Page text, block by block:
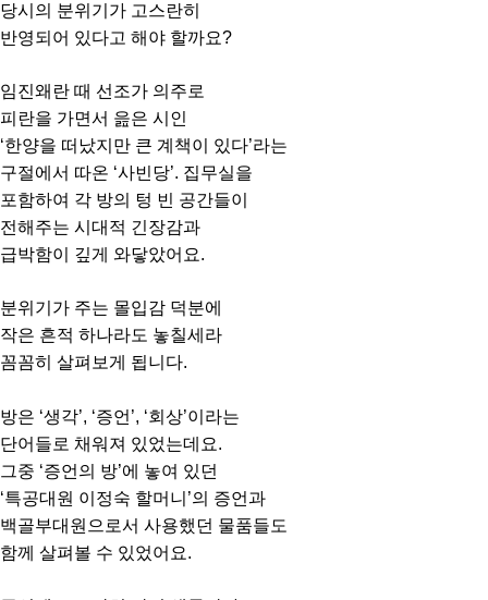
당시의 분위기가 고스란히
반영되어 있다고 해야 할까요?
임진왜란 때 선조가 의주로
피란을 가면서 읊은 시인
‘한양을 떠났지만 큰 계책이 있다’라는
구절에서 따온 ‘사빈당’. 집무실을
포함하여 각 방의 텅 빈 공간들이
전해주는 시대적 긴장감과
급박함이 깊게 와닿았어요.
분위기가 주는 몰입감 덕분에
작은 흔적 하나라도 놓칠세라
꼼꼼히 살펴보게 됩니다.
방은 ‘생각’, ‘증언’, ‘회상’이라는
단어들로 채워져 있었는데요.
그중 ‘증언의 방’에 놓여 있던
‘특공대원 이정숙 할머니’의 증언과
백골부대원으로서 사용했던 물품들도
함께 살펴볼 수 있었어요.